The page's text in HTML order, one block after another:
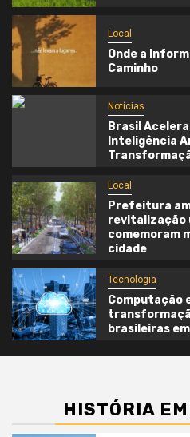
Local
Onde a
Caminho
Notícias
Brasil
Inteligência
Local
Prefeitura
revitalização
comemoram
cidade
Tecnologia
Computação
brasileiras
HISTÓRIA